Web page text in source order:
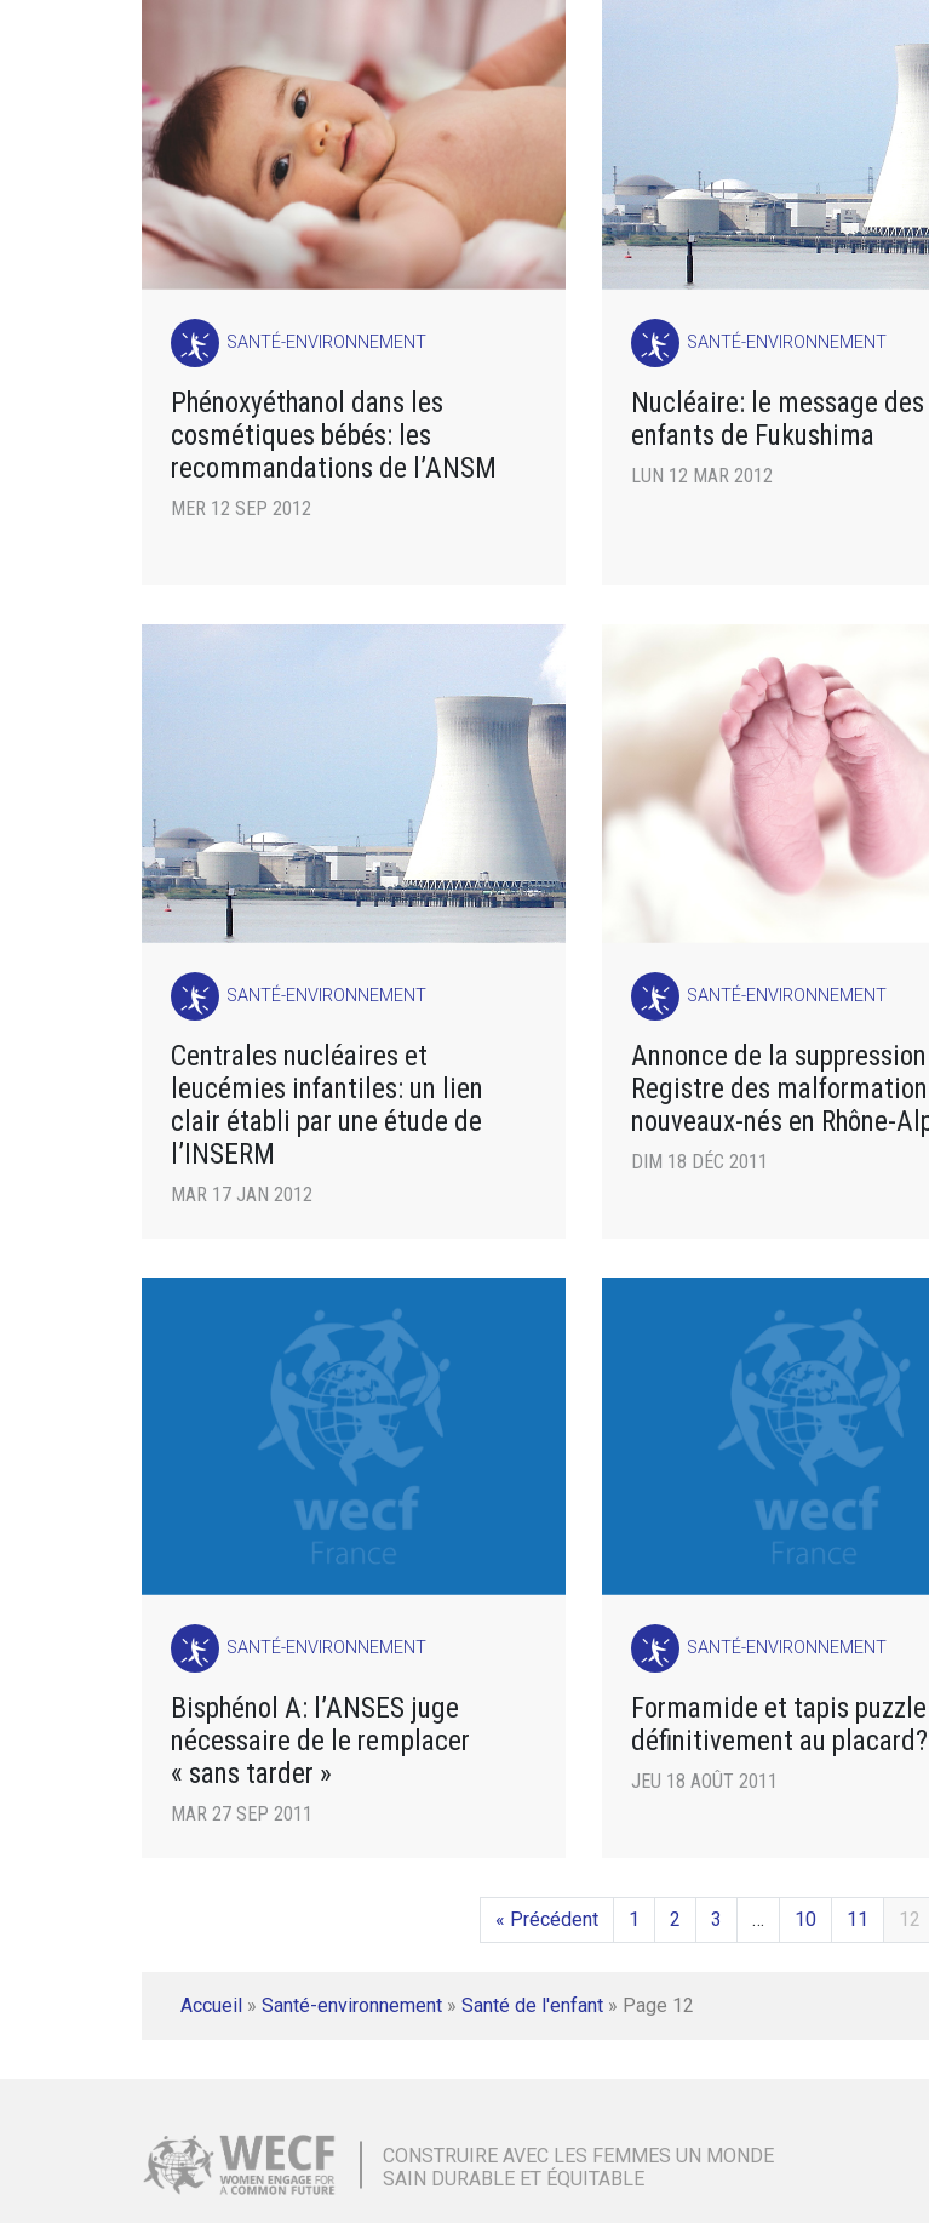
SANTÉ-ENVIRONNEMENT
Phénoxyéthanol dans les
cosmétiques bébés: les
recommandations de l’ANSM
MER 12 SEP 2012
SANTÉ-ENVIRONNEMENT
Nucléaire: le message des
enfants de Fukushima
LUN 12 MAR 2012
SANTÉ-ENVIRONNEMENT
Centrales nucléaires et
leucémies infantiles: un lien
clair établi par une étude de
l’INSERM
MAR 17 JAN 2012
SANTÉ-ENVIRONNEMENT
Annonce de la
Registre des
nouveaux-nés en Rhône-
DIM 18 DÉC 2011
SANTÉ-ENVIRONNEMENT
Bisphénol A: l’ANSES juge
nécessaire de le remplacer
« sans tarder »
MAR 27 SEP 2011
SANTÉ-ENVIRONNEMENT
Formamide et tapis
définitivement au placard?
JEU 18 AOÛT 2011
« Précédent 1 2 3 … 10 11 12
Accueil » Santé-environnement » Santé de l'enfant » Page 12
CONSTRUIRE AVEC LES FEMMES UN MONDE
SAIN DURABLE ET ÉQUITABLE